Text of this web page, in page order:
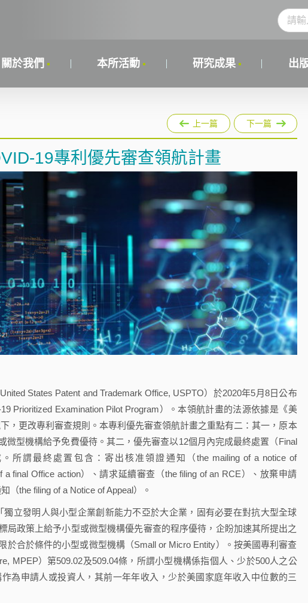
關於我們 本所活動 研究成果 出
上一篇 下一篇
19專利優先審查領航計畫
States Patent and Trademark Office, USPTO）於2020年5月8日公布
Prioritized Examination Pilot Program）。本領航計畫的法源依據是《美
，更改專利審查規則。本專利優先審查領航計畫之重點有二：其一，原本
微型機構給予免費優待。其二，優先審查以12個月內完成最終處置（Final
所謂最終處置包含：寄出核准領證通知（the mailing of a notice of
final Office action）、請求延續審查（the filing of an RCE）、放棄申請
（the filing of a Notice of Appeal）。
立發明人與小型企業創新能力不亞於大企業，固有必要在對抗大型全球
局政策上給予小型或微型機構優先審查的程序優待，企盼加速其所提出之
於合於條件的小型或微型機構（Small or Micro Entity）。按美國專利審查
MPEP）第509.02及509.04條，所謂小型機構係指個人、少於500人之公
為申請人或投資人，其前一年年收入，少於美國家庭年收入中位數的三